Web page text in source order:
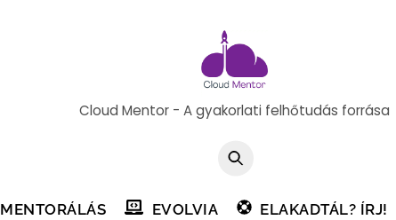
Cloud Mentor - A gyakorlati felhőtudás forrása
MENTORÁLÁS EVOLVIA ELAKADTÁL? ÍRJ!